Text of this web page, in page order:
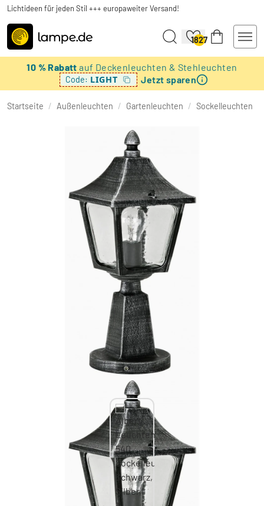
Lichtideen für jeden Stil +++ europaweiter Versand!
1827
10 % Rabattauf Deckenleuchten & Stehleuchten
Code: LIGHT Jetzt sparen
Startseite / Außenleuchten / Gartenleuchten / Sockelleuchten